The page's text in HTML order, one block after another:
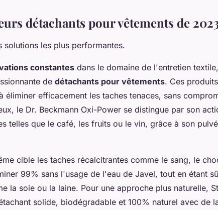
détachants pour vêtements de
solutions les plus performantes.
constantes dans le domaine de l'entretien
de détachants pour vêtements. Ces
éliminer efficacement les taches tenaces, sans
le Dr. Beckmann Oxi-Power se distingue par son
telles que le café, les fruits ou le vin, grâce à son
cible les taches récalcitrantes comme le sang, le
99% sans l'usage de l'eau de Javel, tout en étant
la soie ou la laine. Pour une approche plus naturelle,
solide, biodégradable et 100% naturel avec de